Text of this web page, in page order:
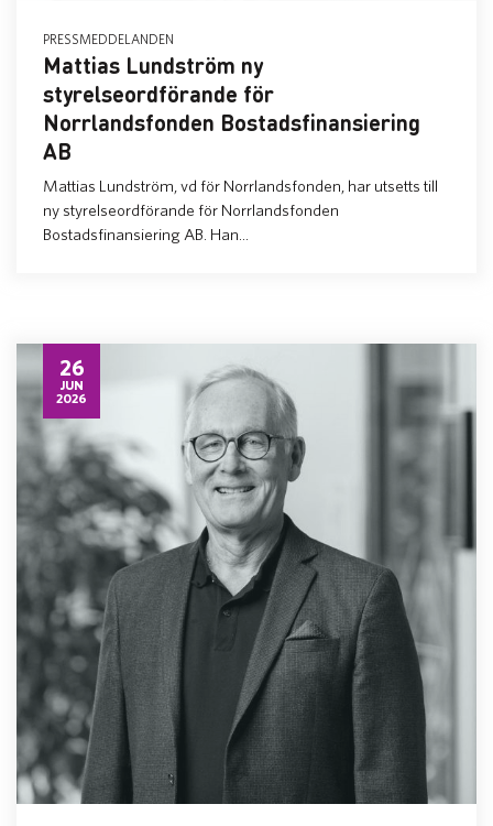
PRESSMEDDELANDEN
Mattias Lundström ny
styrelseordförande för
Norrlandsfonden Bostadsfinansiering
AB
Mattias Lundström, vd för Norrlandsfonden, har utsetts till
ny styrelseordförande för Norrlandsfonden
Bostadsfinansiering AB. Han...
26
JUN
2026